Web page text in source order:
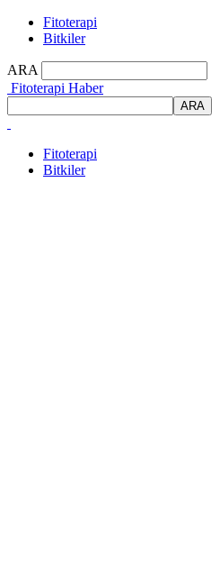
Fitoterapi
Bitkiler
ARA
Fitoterapi Haber
Fitoterapi
Bitkiler